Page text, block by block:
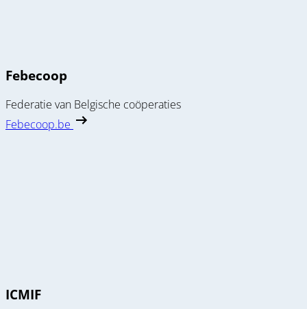
Febecoop
Federatie van Belgische coöperaties
Febecoop.be
ICMIF